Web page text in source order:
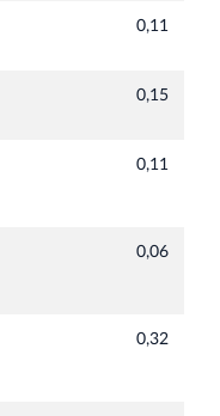
0,11
0,15
0,11
0,06
0,32